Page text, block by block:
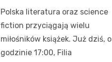
Polska literatura oraz science
fiction przyciągają wielu
miłośników książek. Już dziś, o
godzinie 17:00, Filia